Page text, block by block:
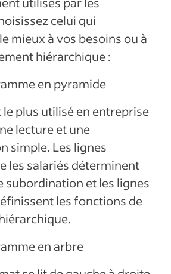
celui qui
mieux à vos besoins ou à
hiérarchique :
en pyramide
le plus utilisé en entreprise
lecture et une
simple. Les lignes
les salariés déterminent
subordination et les lignes
les fonctions de
en arbre